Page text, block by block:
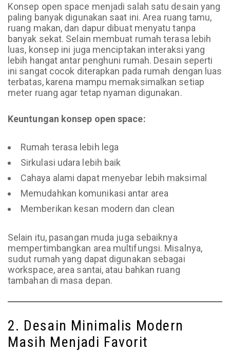
Konsep open space menjadi salah satu desain yang
paling banyak digunakan saat ini. Area ruang tamu,
ruang makan, dan dapur dibuat menyatu tanpa
banyak sekat. Selain membuat rumah terasa lebih
luas, konsep ini juga menciptakan interaksi yang
lebih hangat antar penghuni rumah. Desain seperti
ini sangat cocok diterapkan pada rumah dengan luas
terbatas, karena mampu memaksimalkan setiap
meter ruang agar tetap nyaman digunakan.
Keuntungan konsep open space:
Rumah terasa lebih lega
Sirkulasi udara lebih baik
Cahaya alami dapat menyebar lebih maksimal
Memudahkan komunikasi antar area
Memberikan kesan modern dan clean
Selain itu, pasangan muda juga sebaiknya
mempertimbangkan area multifungsi. Misalnya,
sudut rumah yang dapat digunakan sebagai
workspace, area santai, atau bahkan ruang
tambahan di masa depan.
2. Desain Minimalis Modern
Masih Menjadi Favorit